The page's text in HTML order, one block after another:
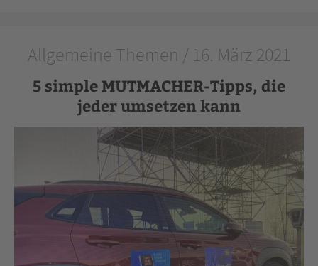
Allgemeine Themen / 16. März 2021
5 simple MUTMACHER-Tipps, die
jeder umsetzen kann